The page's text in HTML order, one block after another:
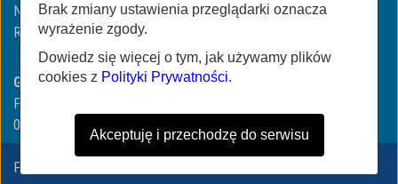
NIP: 991-040-80-56
REGON: 160163206
Godziny urzędowania:
Poniedziałek - Piątek
07:00 - 15:00
Projekt i wykonanie: netkoncept.com
Brak zmiany ustawienia przeglądarki oznacza
wyrażenie zgody.
Dowiedz się więcej o tym, jak używamy plików
cookies z Polityki Prywatności.
Akceptuję i przechodzę do serwisu